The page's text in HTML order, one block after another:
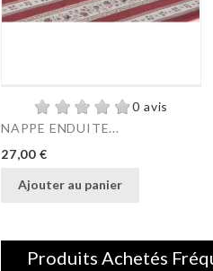
0 avis
NAPPE ENDUITE...
Prix
27,00 €
Ajouter au panier
Produits Achetés